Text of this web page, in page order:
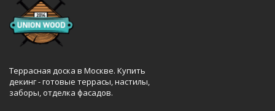
Террасная доска в Москве. Купить
декинг - готовые террасы, настилы,
заборы, отделка фасадов.